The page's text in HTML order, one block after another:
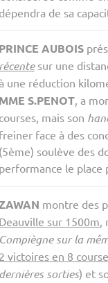
dépendra de sa
PRINCE AUBOIS
récentesur une
une réduction
MME S.PENOT, a
courses, mais son
freiner face à des
(5ème) soulève des
performance le place
montre des
Deauville sur 1500m,
Compiègne sur la
2 victoires en 8
dernières sorties) et